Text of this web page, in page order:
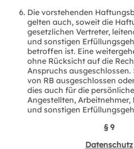
Die vorstehenden
gelten auch, soweit die
gesetzlichen Vertreter,
und sonstigen
betroffen ist. Eine
ohne Rücksicht auf die
Anspruchs
von RB ausgeschlossen
dies auch für die
Angestellten,
und sonstigen
§ 9
Datenschutz